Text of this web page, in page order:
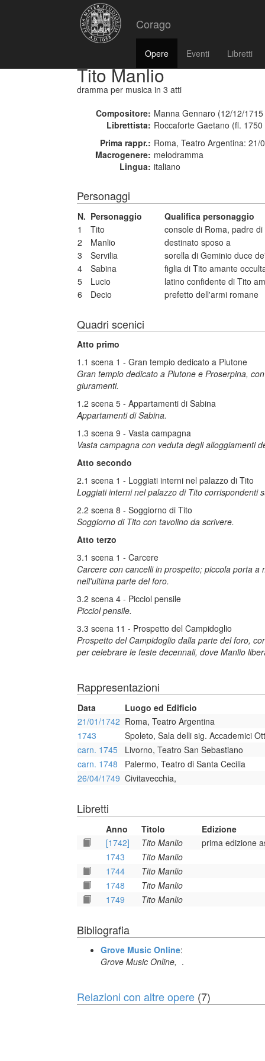
Corago
Opere Eventi Libretti
Tito Manlio
dramma per musica in 3 atti
Compositore: Manna Gennaro (12/12/
Librettista: Roccaforte Gaetano (fl.
Prima rappr.: Roma, Teatro Argentina: 21/
Macrogenere: melodramma
Lingua: italiano
Personaggi
N. Personaggio
Qualifica personaggio
1
Tito
console di Roma, padre di
2
Manlio
destinato sposo a
3
Servilia
sorella di Geminio duce
4
Sabina
figlia di Tito amante
5
Lucio
latino confidente di Tito
6
Decio prefetto dell'armi romane
Quadri scenici
Atto primo
1.1 scena 1 - Gran tempio dedicato a Plutone
Gran tempio dedicato a Plutone e Proserpina,
giuramenti.
1.2 scena 5 - Appartamenti di Sabina
Appartamenti di Sabina.
1.3 scena 9 - Vasta campagna
Vasta campagna con veduta degli alloggiamenti
Atto secondo
2.1 scena 1 - Loggiati interni nel palazzo di Tito
Loggiati interni nel palazzo di Tito corrispondenti
2.2 scena 8 - Soggiorno di Tito
Soggiorno di Tito con tavolino da scrivere.
Atto terzo
3.1 scena 1 - Carcere
Carcere con cancelli in prospetto; piccola porta
nell'ultima parte del foro.
3.2 scena 4 - Picciol pensile
Picciol pensile.
3.3 scena 11 - Prospetto del Campidoglio
Prospetto del Campidoglio dalla parte del foro,
per celebrare le feste decennali, dove Manlio
Rappresentazioni
Data
Luogo ed Edificio
21/01/1742 Roma, Teatro Argentina
1743
Spoleto, Sala delli sig. Accademici
carn. 1745
Livorno, Teatro San Sebastiano
carn. 1748
Palermo, Teatro di Santa Cecilia
26/04/1749 Civitavecchia,
Libretti
Anno Titolo
Edizione
[1742]
Tito Manlio
prima edizione
1743
Tito Manlio
1744
Tito Manlio
1748
Tito Manlio
1749
Tito Manlio
Bibliografia
Grove Music Online:
Grove Music Online, .
Relazioni con altre opere (7)